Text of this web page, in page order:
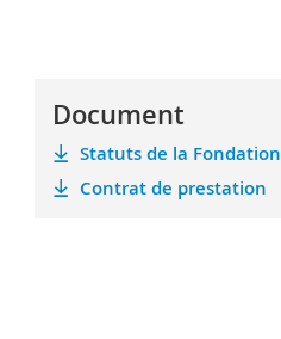
Document
Statuts de la Fondation
Contrat de prestation